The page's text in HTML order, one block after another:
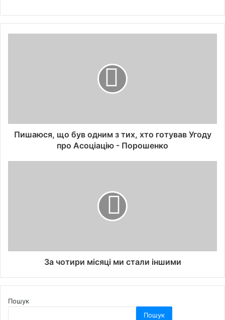
Пишаюся, що був одним з тих, хто готував Угоду
про Асоціацію - Порошенко
За чотири місяці ми стали іншими
Пошук
Пошук